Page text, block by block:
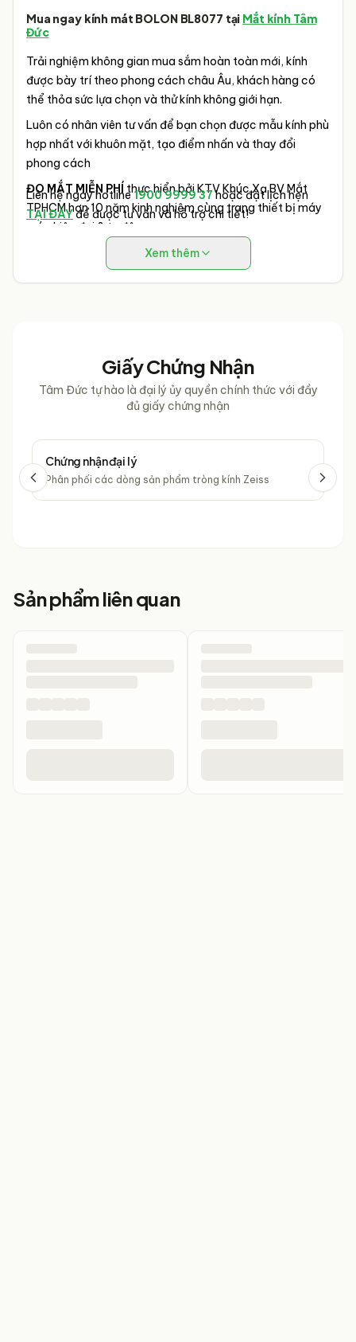
Mua ngay kính mát BOLON BL8077 tại Mắt kính Tâm
Đức
Trải nghiệm không gian mua sắm hoàn toàn mới, kính
được bày trí theo phong cách châu Âu, khách hàng có
thể thỏa sức lựa chọn và thử kính không giới hạn.
Luôn có nhân viên tư vấn để bạn chọn được mẫu kính phù
hợp nhất với khuôn mặt, tạo điểm nhấn và thay đổi
phong cách
ĐO MẮT MIỄN PHÍ thực hiển bởi KTV Khúc Xạ BV Mắt
TPHCM hơn 10 năm kinh nghiệm cùng trang thiết bị máy
móc hiện đại & tự động.
Liên hệ ngay hotline 1900 9999 37 hoặc đặt lịch hẹn
TẠI ĐÂYđể được tư vấn và hỗ trợ chi tiết!
Xem thêm
Giấy Chứng Nhận
Tâm Đức tự hào là đại lý ủy quyền chính thức với đầy
đủ giấy chứng nhận
Chứng nhận đại lý
Phân phối các dòng sản phẩm tròng kính Zeiss
Sản phẩm liên quan